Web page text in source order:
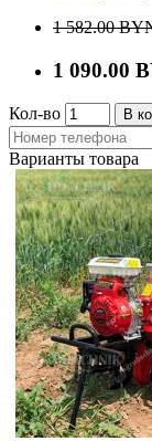
1 582.00
1 090.00
Кол-во
В
Варианты товара